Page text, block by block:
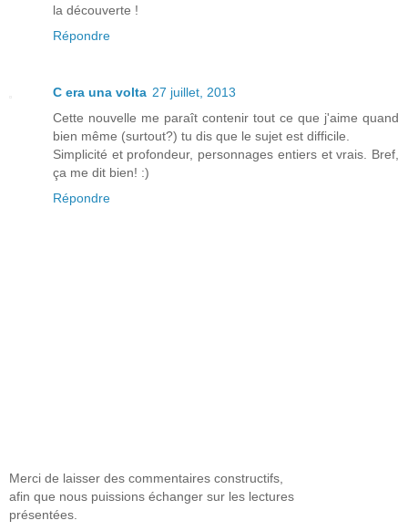
la découverte !
Répondre
C era una volta 27 juillet, 2013
Cette nouvelle me paraît contenir tout ce que j'aime quand
bien même (surtout?) tu dis que le sujet est difficile.
Simplicité et profondeur, personnages entiers et vrais. Bref,
ça me dit bien! :)
Répondre
Merci de laisser des commentaires constructifs,
afin que nous puissions échanger sur les lectures
présentées.